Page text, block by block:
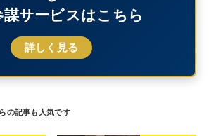
謀サービスはこちら
詳しく見る